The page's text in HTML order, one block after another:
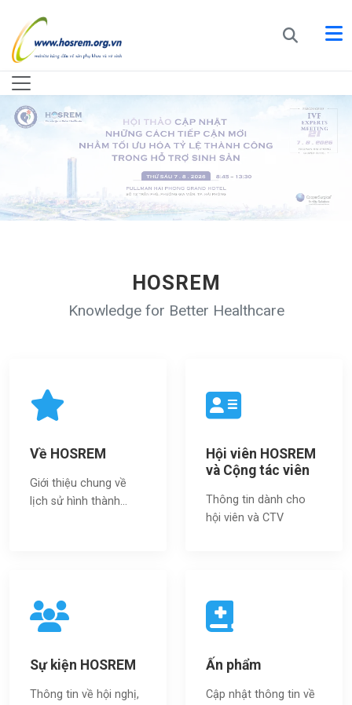
HOSREM
Knowledge for Better Healthcare
Về HOSREM
Giới thiệu chung về
lịch sử hình thành...
Hội viên HOSREM
và Cộng tác viên
Thông tin dành cho
hội viên và CTV
Sự kiện HOSREM
Thông tin về hội nghị,
Ấn phẩm
Cập nhật thông tin về